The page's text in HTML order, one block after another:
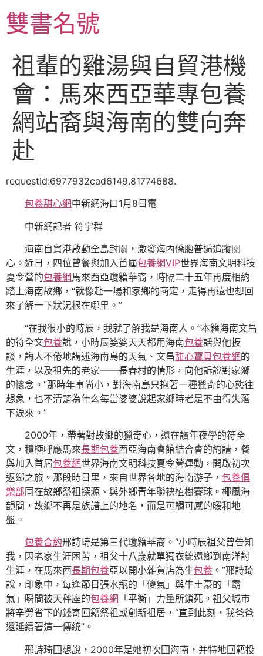
至
主雙書名號
祖輩的雞湯與自貿港機
會：馬來西亞華專包養
網站裔與海南的雙向奔
赴
requestId:6977932cad6149.81774688.
包養甜心網中新網海口1月8日電
中新網記者 符宇群
海南自貿港啟動全島封關，激發海內僑胞普遍追蹤關
心。近日，四位曾餐與加入首屆包養網VIP世界海南文明科技
夏令營的包養網馬來西亞瓊籍華裔，時隔二十五年再度相約
踏上海南故鄉，“就像赴一場和家鄉的商定，走得再遠也想回
來了解一下狀況根在哪里。”
“在我很小的時辰，我就了解我是海南人。”本籍海南文昌
的符全文包養說，小時辰婆婆天天都用海南包養話與他扳
談，誨人不倦地講述海南島的天氣、文昌甜心寶貝包養網的
生涯，以及祖先的老家——長春村的情形，向他訴說對家鄉
的懷念。“那時年事尚小，對海南島只抱著一種獵奇的心態往
想象，也不清楚為什么每當婆婆說起家鄉時老是不由得失落
下淚來。”
2000年，帶著對故鄉的獵奇心，還在讀年夜學的符全
文，積極呼應馬來長期包養西亞海南會館結合會的約請，餐
與加入首屆包養網世界海南文明科技夏令營運動，開啟初次
返鄉之旅。那段時日里，來自世界各地的海南游子， 包養俱
樂部同在故鄉祭祖探源、與外鄉青年聯袂植樹賽球。椰風海
韻間，故鄉不再是族譜上的地名，而是可觸可感的暖和地
盤。
包養合約邢詩琦是第三代瓊籍華裔。“小時辰祖父曾告知
我，因老家生涯困苦，祖父十八歲就單獨衣錦還鄉到南洋討
生涯，在馬來西長期包養亞以開小雜貨店為生包養 。”邢詩琦
說，印象中，每逢節日張水瓶的「傻氣」與牛土豪的「霸
氣」瞬間被天秤座的包養網 「平衡」力量所鎖死。祖父城市
將辛勞省下的錢寄回籍祭祖或創新祖居，“直到此刻，我爸爸
還延續著這一傳統”。
邢詩琦回想說，2000年是她初次回海南，并特地回籍投